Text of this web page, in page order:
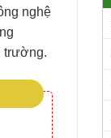
nghệ
trường.